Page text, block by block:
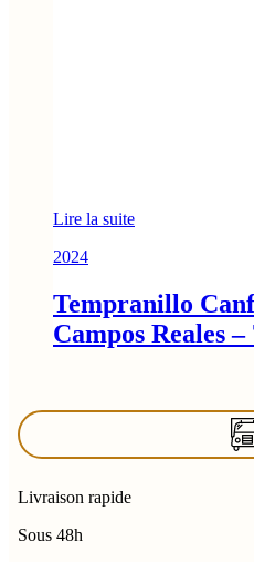
Lire la suite
2024
Tempranillo
Campos Reales –
Livraison rapide
Sous 48h